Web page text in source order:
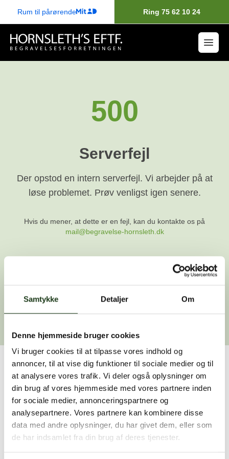
Samtykke Detaljer Om
Denne hjemmeside bruger cookies
Vi bruger cookies til at tilpasse vores indhold og
annoncer, til at vise dig funktioner til sociale medier og til
at analysere vores trafik. Vi deler også oplysninger om
din brug af vores hjemmeside med vores partnere inden
for sociale medier, annonceringspartnere og
analysepartnere. Vores partnere kan kombinere disse
data med andre oplysninger, du har givet dem, eller som
de har indsamlet fra din brug af deres tjenester.
Rum til pårørende Ring 75 62 10 24
500
Serverfejl
Der opstod en intern serverfejl. Vi arbejder på at
løse problemet. Prøv venligst igen senere.
Hvis du mener, at dette er en fejl, kan du kontakte os på
mail@begravelse-hornsleth.dk
Gå tilbage
Har du brug for hjælp?
Vi er her for at hjælpe dig. Du er velkommen til at kontakte
os, hvis du har spørgsmål eller brug for assistance.
59 45 10 14
Find nærmeste afdeling